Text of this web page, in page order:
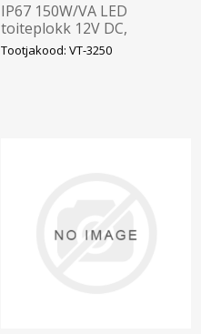
IP67 150W/VA LED
toiteplokk 12V DC,
12,5Aplast, 193x63x39mm
Tootjakood: VT-3250